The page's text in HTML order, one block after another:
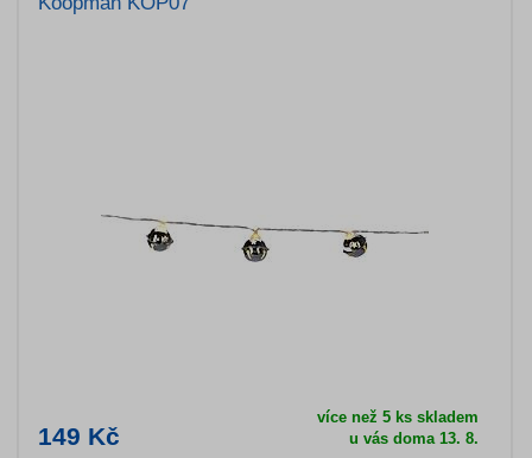
149 Kč
více než 5 ks skladem
u vás doma 13. 8.